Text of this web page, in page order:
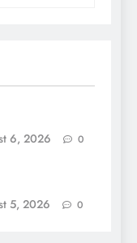
6, 2026 0
5, 2026 0